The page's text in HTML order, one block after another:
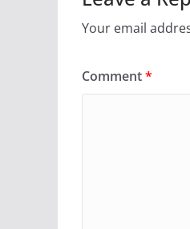
Your email
Comment*